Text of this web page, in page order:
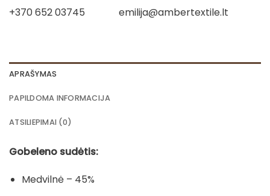
+370 652 03745
emilija@ambertextile.lt
APRAŠYMAS
PAPILDOMA INFORMACIJA
ATSILIEPIMAI (0)
Gobeleno sudėtis:
Medvilnė – 45%